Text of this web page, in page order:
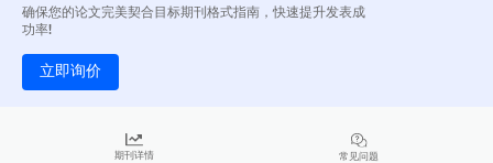
确保您的论文完美契合目标期刊格式指南，快速提升发表成
功率!
立即询价
期刊详情 常见问题